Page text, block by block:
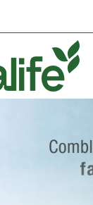
United States -